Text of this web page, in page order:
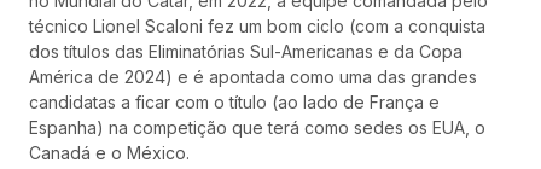
técnico Lionel Scaloni fez um bom ciclo (com a conquista
dos títulos das Eliminatórias Sul-Americanas e da Copa
América de 2024) e é apontada como uma das grandes
candidatas a ficar com o título (ao lado de França e
Espanha) na competição que terá como sedes os EUA, o
Canadá e o México.